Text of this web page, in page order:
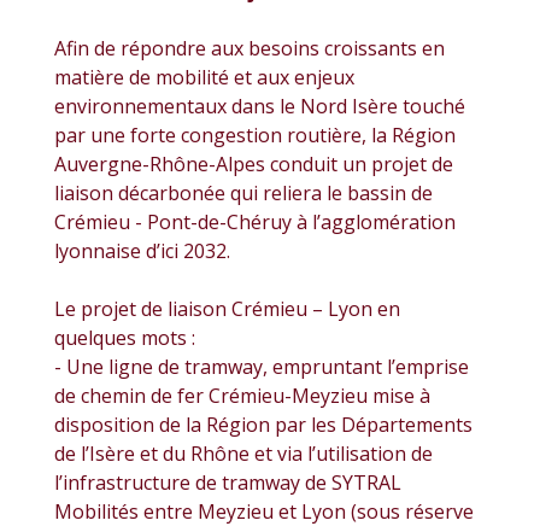
Afin de répondre aux besoins croissants en
matière de mobilité et aux enjeux
environnementaux dans le Nord Isère touché
par une forte congestion routière, la Région
Auvergne-Rhône-Alpes conduit un projet de
liaison décarbonée qui reliera le bassin de
Crémieu - Pont-de-Chéruy à l’agglomération
lyonnaise d’ici 2032.
Le projet de liaison Crémieu – Lyon en
quelques mots :
- Une ligne de tramway, empruntant l’emprise
de chemin de fer Crémieu-Meyzieu mise à
disposition de la Région par les Départements
de l’Isère et du Rhône et via l’utilisation de
l’infrastructure de tramway de SYTRAL
Mobilités entre Meyzieu et Lyon (sous réserve